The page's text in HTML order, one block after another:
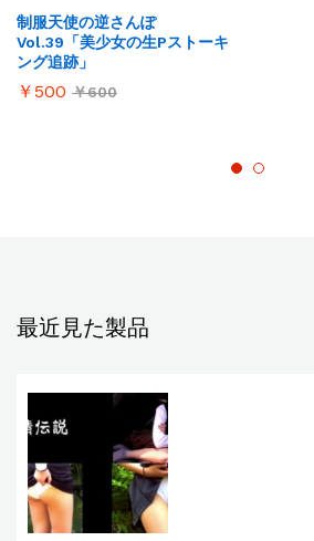
制服天使の逆さんぽ
Vol.39「美少女の生Pストーキ
ング追跡」
￥ 500 ￥600
最近見た製品